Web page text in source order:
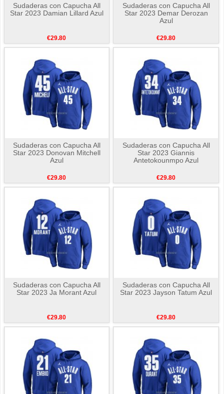
Sudaderas con Capucha All
Star 2023 Damian Lillard Azul
€29.80
Sudaderas con Capucha All
Star 2023 Demar Derozan
Azul
€29.80
Sudaderas con Capucha All
Star 2023 Donovan Mitchell
Azul
€29.80
Sudaderas con Capucha All
Star 2023 Giannis
Antetokounmpo Azul
€29.80
Sudaderas con Capucha All
Star 2023 Ja Morant Azul
€29.80
Sudaderas con Capucha All
Star 2023 Jayson Tatum Azul
€29.80